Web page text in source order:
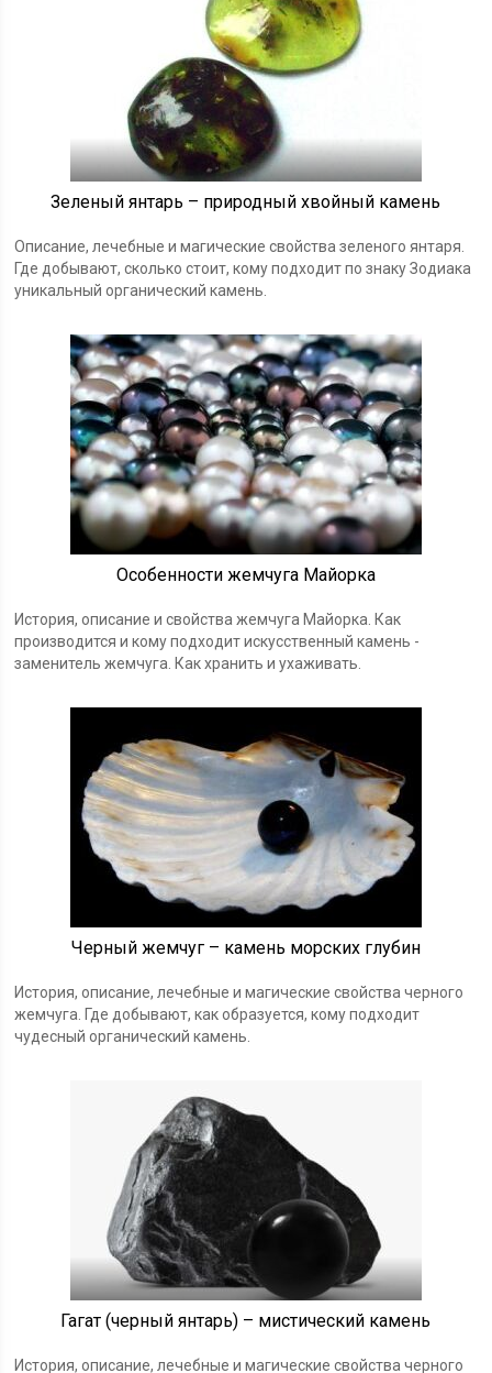
Зеленый янтарь – природный хвойный камень
Описание, лечебные и магические свойства зеленого янтаря.
Где добывают, сколько стоит, кому подходит по знаку Зодиака
уникальный органический камень.
Особенности жемчуга Майорка
История, описание и свойства жемчуга Майорка. Как
производится и кому подходит искусственный камень -
заменитель жемчуга. Как хранить и ухаживать.
Черный жемчуг – камень морских глубин
История, описание, лечебные и магические свойства черного
жемчуга. Где добывают, как образуется, кому подходит
чудесный органический камень.
Гагат (черный янтарь) – мистический камень
История, описание, лечебные и магические свойства черного